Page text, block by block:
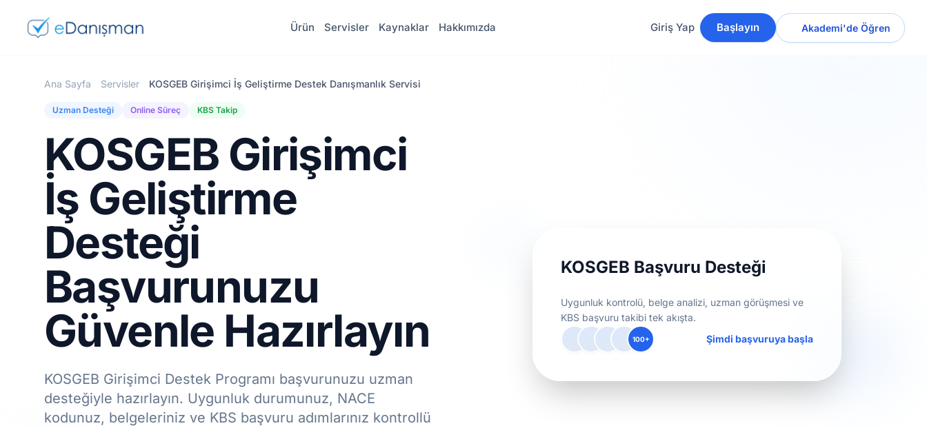
Ürün Servisler Kaynaklar Hakkımızda Giriş Yap Başlayın Akademi'de Öğren
Ana Sayfa Servisler KOSGEB Girişimci İş Geliştirme Destek Danışmanlık Servisi
Uzman Desteği Online Süreç KBS Takip
KOSGEB Girişimci
İş Geliştirme
Desteği
Başvurunuzu
Güvenle Hazırlayın
KOSGEB Girişimci Destek Programı başvurunuzu uzman
desteğiyle hazırlayın. Uygunluk durumunuz, NACE
kodunuz, belgeleriniz ve KBS başvuru adımlarınız kontrollü
KOSGEB Başvuru Desteği
Uygunluk kontrolü, belge analizi, uzman görüşmesi ve
KBS başvuru takibi tek akışta.
100+ Şimdi başvuruya başla